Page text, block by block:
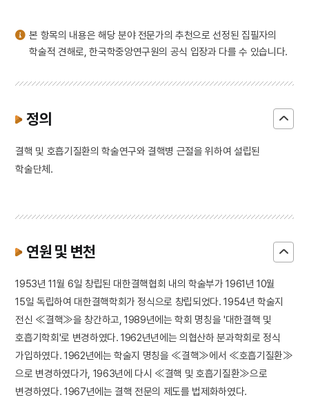
5 상해고려교민친목회
6 제주의 제주마
본 항목의 내용은 해당 분야 전문가의 추천으로 선정된 집필자의
학술적 견해로, 한국학중앙연구원의 공식 입장과 다를 수 있습니다.
정의
결핵 및 호흡기질환의 학술연구와 결핵병 근절을 위하여 설립된
학술단체.
연원 및 변천
1953년 11월 6일 창립된 대한결핵협회 내의 학술부가 1961년 10월
15일 독립하여 대한결핵학회가 정식으로 창립되었다. 1954년 학술지
전신 ≪결핵≫을 창간하고, 1989년에는 학회 명칭을 '대한결핵 및
호흡기학회'로 변경하였다. 1962년년에는 의협산하 분과학회로 정식
가입하였다. 1962년에는 학술지 명칭을 ≪결핵≫에서 ≪호흡기질환≫
으로 변경하였다가, 1963년에 다시 ≪결핵 및 호흡기질환≫으로
변경하였다. 1967년에는 결핵 전문의 제도를 법제화하였다.